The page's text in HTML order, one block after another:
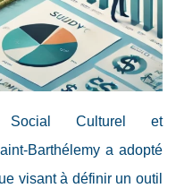
Social Culturel et
Barthélemy a adopté
visant à définir un outil